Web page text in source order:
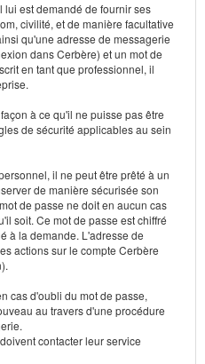
lui est demandé de fournir ses
civilité, et de manière facultative
qu'une adresse de messagerie
dans Cerbère) et un mot de
en tant que professionnel, il
à ce qu'il ne puisse pas être
de sécurité applicables au sein
il ne peut être prêté à un
de manière sécurisée son
de passe ne doit en aucun cas
soit. Ce mot de passe est chiffré
à la demande. L'adresse de
actions sur le compte Cerbère
cas d'oubli du mot de passe,
au travers d'une procédure
contacter leur service